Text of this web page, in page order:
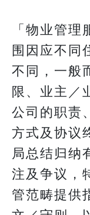
「物业管
围因应不同
不同，一般
限、业主／
公司的职责
方式及协议
局总结归纳
注及争议，
管范畴提供